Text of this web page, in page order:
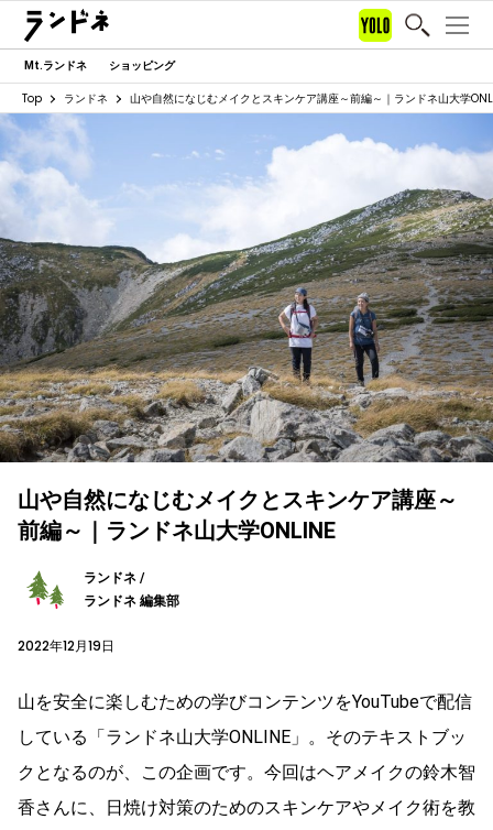
Mt.ランドネ ショッピング
Top ランドネ 山や自然になじむメイクとスキンケア講座～前編～｜ランドネ山大学
山や自然になじむメイクとスキンケア講座～
前編～｜ランドネ山大学ONLINE
ランドネ /
ランドネ 編集部
2022年12月19日
山を安全に楽しむための学びコンテンツをYouTubeで配信
している「ランドネ山大学ONLINE」。そのテキストブッ
クとなるのが、この企画です。今回はヘアメイクの鈴木智
香さんに、日焼け対策のためのスキンケアやメイク術を教